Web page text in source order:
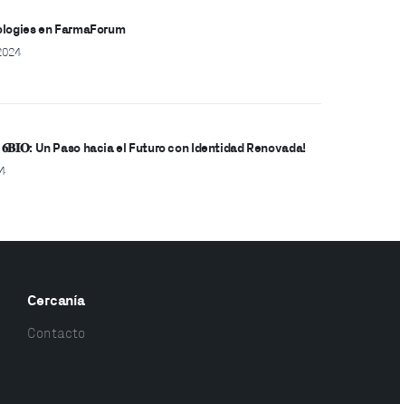
en FarmaForum
𝟔𝐁𝐈𝐎: Un Paso hacia el Futuro con Identidad Renovada!
Cercanía
Contacto